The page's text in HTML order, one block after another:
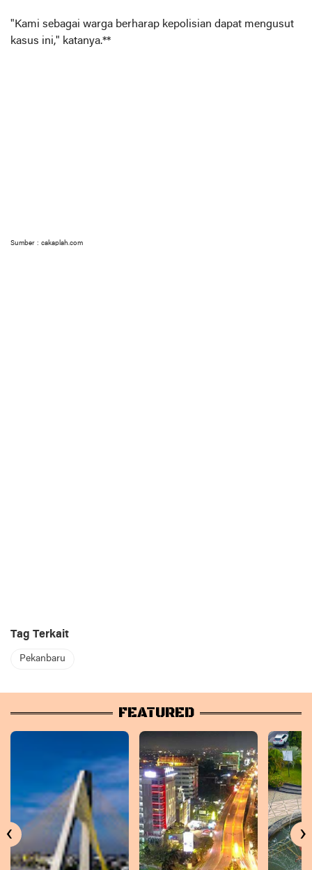
"Kami sebagai warga berharap kepolisian dapat mengusut
kasus ini," katanya.**
Sumber : cakaplah.com
Tag Terkait
Pekanbaru
FEATURED
‹ ›